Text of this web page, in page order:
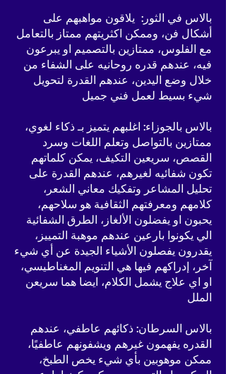
بالاس في الثور: يلاقون مواهبهم على
أشكال فن، وممكن اكثريتهم ممتاز بالتعامل
مع الفلوس، ممتازين بالتصميم او يبرعون
فيه، عندهم قدره روحانيه على الشفاء من
خلال وضع اليدين، عندهم القدرة لتحويل
شيء بسيط لعمل فني جميل
بالاس بالجوزاء: اغلبهم يتميز بـ ذكاء لغوي،
ممتازين بالتواصل وتعلم اللغات وسرد
القصص، سريعين التكيف، يمكن كلماتهم
تكون شفائيه لغيرهم، عندهم القدرة على
تحليل المشاعر وتفكيك معاني الشعر،
كلامهم ومعرفتهم الثقافية هو سلاحهم،
يحبون او يفضلون الألغاز، الطرق الشفائية
الي يكونوا بارعين عندهم موهبة التمييز،
يقدرون يفصلون الأشياء الجيدة عن أي شيء
آخر، إدراكهم فيها هي التنويم المغناطيسي،
او اي علاج يشمل الكلام، ايضا هما سريعن
الملل
بالاس السرطان: ذكائهم عاطفي، عندهم
القدره يفهمون غيرهم ويشفونهم عاطفيًا،
ممكن موهوبين بأي شيء يخص الطبخ،